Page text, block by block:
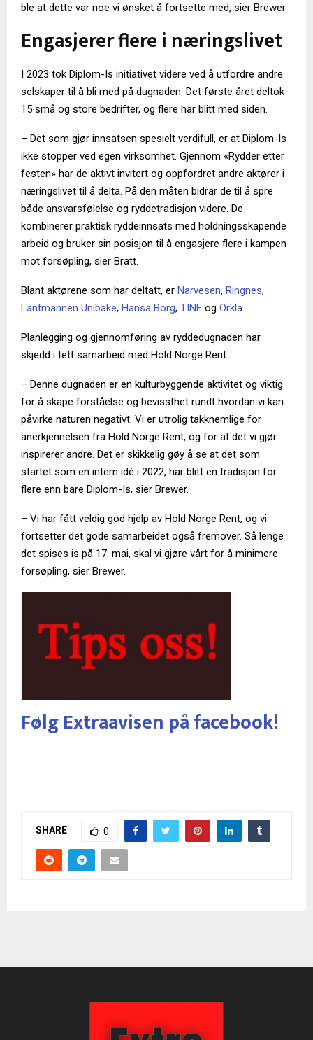
ble at dette var noe vi ønsket å fortsette med, sier Brewer.
Engasjerer flere i næringslivet
I 2023 tok Diplom-Is initiativet videre ved å utfordre andre
selskaper til å bli med på dugnaden. Det første året deltok
15 små og store bedrifter, og flere har blitt med siden.
– Det som gjør innsatsen spesielt verdifull, er at Diplom-Is
ikke stopper ved egen virksomhet. Gjennom «Rydder etter
festen» har de aktivt invitert og oppfordret andre aktører i
næringslivet til å delta. På den måten bidrar de til å spre
både ansvarsfølelse og ryddetradisjon videre. De
kombinerer praktisk ryddeinnsats med holdningsskapende
arbeid og bruker sin posisjon til å engasjere flere i kampen
mot forsøpling, sier Bratt.
Blant aktørene som har deltatt, er Narvesen, Ringnes,
Lantmännen Unibake, Hansa Borg, TINE og Orkla.
Planlegging og gjennomføring av ryddedugnaden har
skjedd i tett samarbeid med Hold Norge Rent.
– Denne dugnaden er en kulturbyggende aktivitet og viktig
for å skape forståelse og bevissthet rundt hvordan vi kan
påvirke naturen negativt. Vi er utrolig takknemlige for
anerkjennelsen fra Hold Norge Rent, og for at det vi gjør
inspirerer andre. Det er skikkelig gøy å se at det som
startet som en intern idé i 2022, har blitt en tradisjon for
flere enn bare Diplom-Is, sier Brewer.
– Vi har fått veldig god hjelp av Hold Norge Rent, og vi
fortsetter det gode samarbeidet også fremover. Så lenge
det spises is på 17. mai, skal vi gjøre vårt for å minimere
forsøpling, sier Brewer.
Følg Extraavisen på facebook!
SHARE 0